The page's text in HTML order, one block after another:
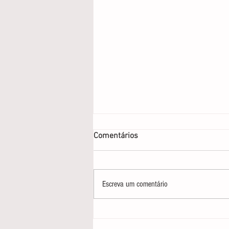
Comentários
Escreva um comentário